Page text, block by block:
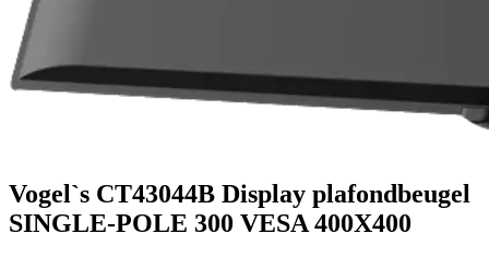
Vogel`s CT43044B Display plafondbeugel
SINGLE-POLE 300 VESA 400X400